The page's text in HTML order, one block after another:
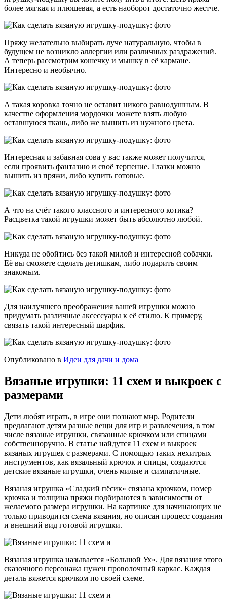
более мягкая и плюшевая, а есть наоборот достаточно жестче.
Пряжу желательно выбирать луче натуральную, чтобы в
будущем не возникло аллергии или различных раздражений.
А теперь рассмотрим кошечку и мышку в её кармане.
Интересно и необычно.
А такая коровка точно не оставит никого равнодушным. В
качестве оформления мордочки можете взять любую
оставшуюся ткань, либо же вышить из нужного цвета.
Интересная и забавная сова у вас также может получится,
если проявить фантазию и своё терпение. Глазки можно
вышить из пряжи, либо купить готовые.
А что на счёт такого классного и интересного котика?
Расцветка такой игрушки может быть абсолютно любой.
Никуда не обойтись без такой милой и интересной собачки.
Её вы сможете сделать детишкам, либо подарить своим
знакомым.
Для наилучшего преображения вашей игрушки можно
придумать различные аксессуары к её стилю. К примеру,
связать такой интересный шарфик.
Опубликовано в Идеи для дачи и дома
Вязаные игрушки: 11 схем и выкроек с
размерами
Дети любят играть, в игре они познают мир. Родители
предлагают детям разные вещи для игр и развлечения, в том
числе вязаные игрушки, связанные крючком или спицами
собственноручно. В статье найдутся 11 схем и выкроек
вязаных игрушек с размерами. С помощью таких нехитрых
инструментов, как вязальный крючок и спицы, создаются
детские вязаные игрушки, очень милые и симпатичные.
Вязаная игрушка «Сладкий пёсик» связана крючком, номер
крючка и толщина пряжи подбираются в зависимости от
желаемого размера игрушки. На картинке для начинающих не
только приводится схема вязания, но описан процесс создания
и внешний вид готовой игрушки.
Вязаная игрушка называется «Большой Ух». Для вязания этого
сказочного персонажа нужен проволочный каркас. Каждая
деталь вяжется крючком по своей схеме.